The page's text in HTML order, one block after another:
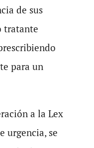
de sus
tratante
para un
a la Lex
urgencia, se